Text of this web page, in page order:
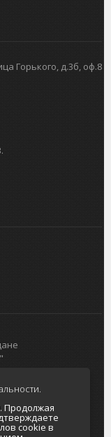
Горького, д.3б, оф.8
портал
обработки
Продолжая
cookie в